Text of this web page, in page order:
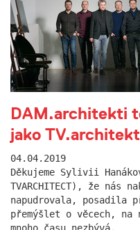
DAM.architekti
jako
04.04.2019
Děkujeme Sylivii
TVARCHITECT), že nás
napudrovala, posadila
přemýšlet o věcech, na